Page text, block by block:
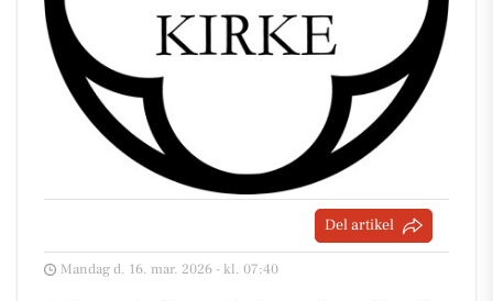
Del artikel
Mandag d. 16. mar. 2026 - kl. 07:40